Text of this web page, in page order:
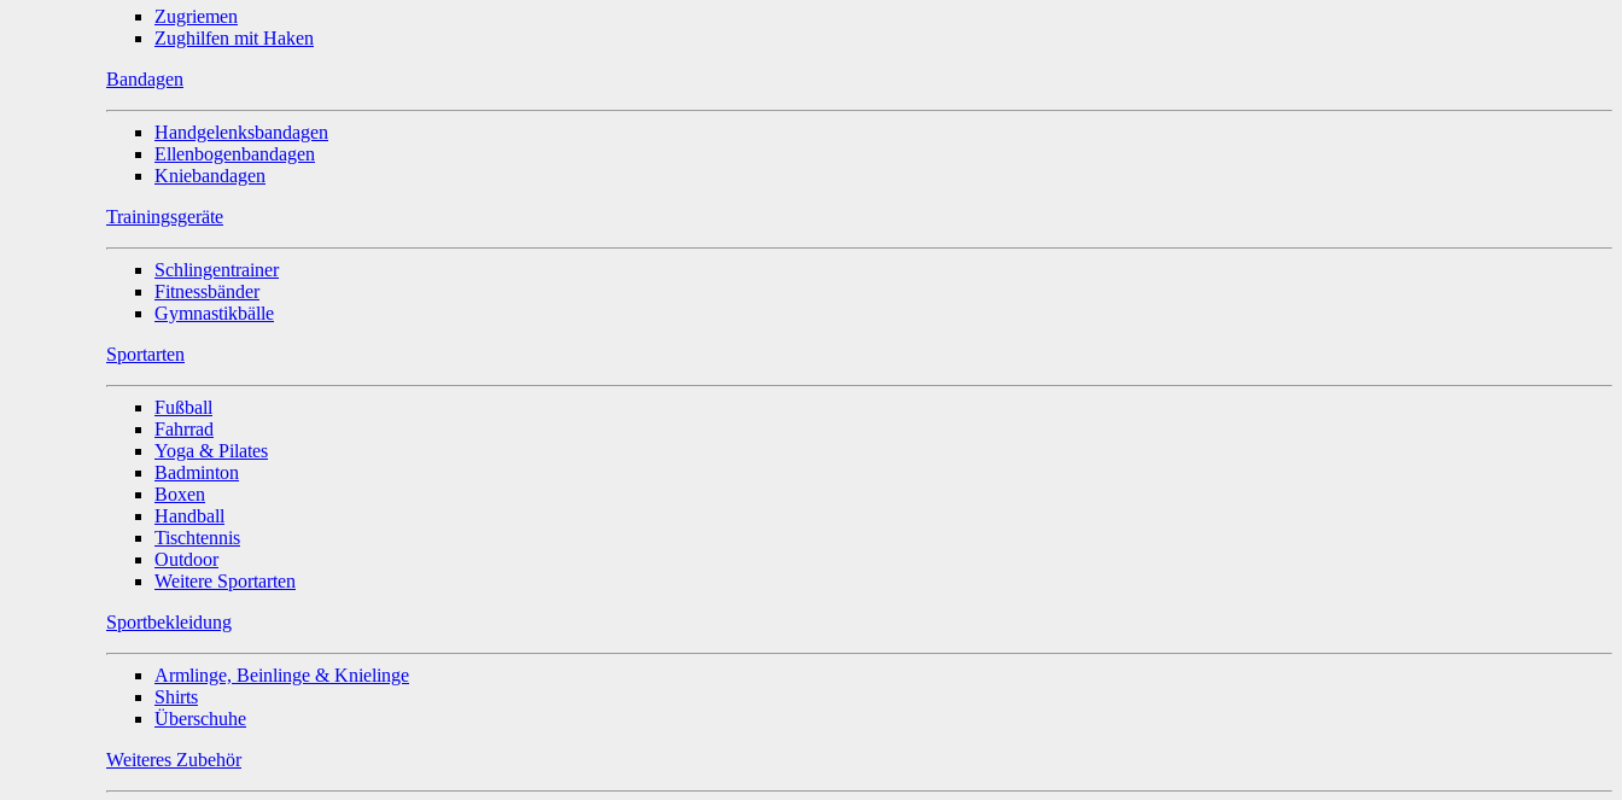
Zugriemen
Zughilfen mit Haken
Bandagen
Handgelenksbandagen
Ellenbogenbandagen
Kniebandagen
Trainingsgeräte
Schlingentrainer
Fitnessbänder
Gymnastikbälle
Sportarten
Fußball
Fahrrad
Yoga & Pilates
Badminton
Boxen
Handball
Tischtennis
Outdoor
Weitere Sportarten
Sportbekleidung
Armlinge, Beinlinge & Knielinge
Shirts
Überschuhe
Weiteres Zubehör